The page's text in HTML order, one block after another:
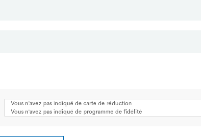
Vous n'avez pas indiqué de carte de réduction
Vous n'avez pas indiqué de programme de fidélité